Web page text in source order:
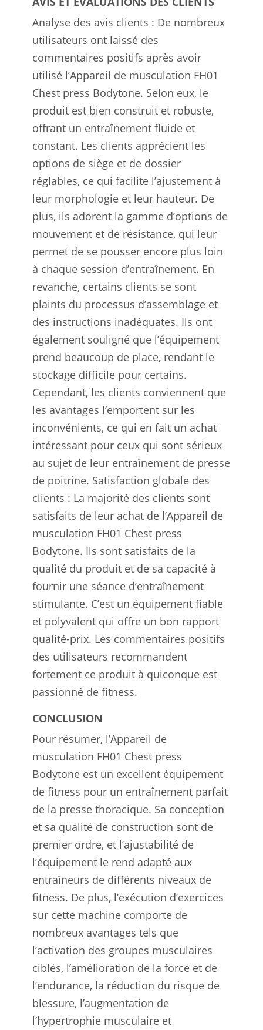
Analyse des avis clients : De nombreux
utilisateurs ont laissé des
commentaires positifs après avoir
utilisé l’Appareil de musculation FH01
Chest press Bodytone. Selon eux, le
produit est bien construit et robuste,
offrant un entraînement fluide et
constant. Les clients apprécient les
options de siège et de dossier
réglables, ce qui facilite l’ajustement à
leur morphologie et leur hauteur. De
plus, ils adorent la gamme d’options de
mouvement et de résistance, qui leur
permet de se pousser encore plus loin
à chaque session d’entraînement. En
revanche, certains clients se sont
plaints du processus d’assemblage et
des instructions inadéquates. Ils ont
également souligné que l’équipement
prend beaucoup de place, rendant le
stockage difficile pour certains.
Cependant, les clients conviennent que
les avantages l’emportent sur les
inconvénients, ce qui en fait un achat
intéressant pour ceux qui sont sérieux
au sujet de leur entraînement de presse
de poitrine. Satisfaction globale des
clients : La majorité des clients sont
satisfaits de leur achat de l’Appareil de
musculation FH01 Chest press
Bodytone. Ils sont satisfaits de la
qualité du produit et de sa capacité à
fournir une séance d’entraînement
stimulante. C’est un équipement fiable
et polyvalent qui offre un bon rapport
qualité-prix. Les commentaires positifs
des utilisateurs recommandent
fortement ce produit à quiconque est
passionné de fitness.
CONCLUSION
Pour résumer, l’Appareil de
musculation FH01 Chest press
Bodytone est un excellent équipement
de fitness pour un entraînement parfait
de la presse thoracique. Sa conception
et sa qualité de construction sont de
premier ordre, et l’ajustabilité de
l’équipement le rend adapté aux
entraîneurs de différents niveaux de
fitness. De plus, l’exécution d’exercices
sur cette machine comporte de
nombreux avantages tels que
l’activation des groupes musculaires
ciblés, l’amélioration de la force et de
l’endurance, la réduction du risque de
blessure, l’augmentation de
l’hypertrophie musculaire et